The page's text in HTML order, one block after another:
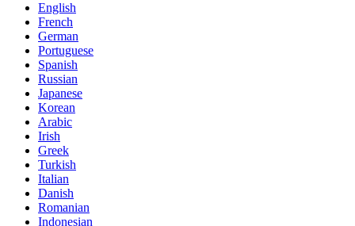
English
French
German
Portuguese
Spanish
Russian
Japanese
Korean
Arabic
Irish
Greek
Turkish
Italian
Danish
Romanian
Indonesian